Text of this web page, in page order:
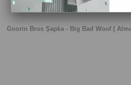
Goorin Bros Şapka - Big Bad Woof (